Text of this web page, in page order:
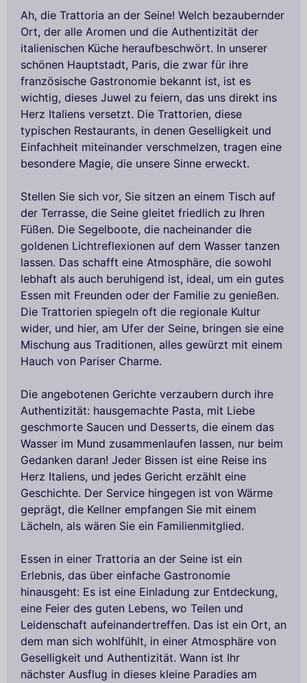
Ah, die Trattoria an der Seine! Welch bezaubernder
Ort, der alle Aromen und die Authentizität der
italienischen Küche heraufbeschwört. In unserer
schönen Hauptstadt, Paris, die zwar für ihre
französische Gastronomie bekannt ist, ist es
wichtig, dieses Juwel zu feiern, das uns direkt ins
Herz Italiens versetzt. Die Trattorien, diese
typischen Restaurants, in denen Geselligkeit und
Einfachheit miteinander verschmelzen, tragen eine
besondere Magie, die unsere Sinne erweckt.
Stellen Sie sich vor, Sie sitzen an einem Tisch auf
der Terrasse, die Seine gleitet friedlich zu Ihren
Füßen. Die Segelboote, die nacheinander die
goldenen Lichtreflexionen auf dem Wasser tanzen
lassen. Das schafft eine Atmosphäre, die sowohl
lebhaft als auch beruhigend ist, ideal, um ein gutes
Essen mit Freunden oder der Familie zu genießen.
Die Trattorien spiegeln oft die regionale Kultur
wider, und hier, am Ufer der Seine, bringen sie eine
Mischung aus Traditionen, alles gewürzt mit einem
Hauch von Pariser Charme.
Die angebotenen Gerichte verzaubern durch ihre
Authentizität: hausgemachte Pasta, mit Liebe
geschmorte Saucen und Desserts, die einem das
Wasser im Mund zusammenlaufen lassen, nur beim
Gedanken daran! Jeder Bissen ist eine Reise ins
Herz Italiens, und jedes Gericht erzählt eine
Geschichte. Der Service hingegen ist von Wärme
geprägt, die Kellner empfangen Sie mit einem
Lächeln, als wären Sie ein Familienmitglied.
Essen in einer Trattoria an der Seine ist ein
Erlebnis, das über einfache Gastronomie
hinausgeht: Es ist eine Einladung zur Entdeckung,
eine Feier des guten Lebens, wo Teilen und
Leidenschaft aufeinandertreffen. Das ist ein Ort, an
dem man sich wohlfühlt, in einer Atmosphäre von
Geselligkeit und Authentizität. Wann ist Ihr
nächster Ausflug in dieses kleine Paradies am